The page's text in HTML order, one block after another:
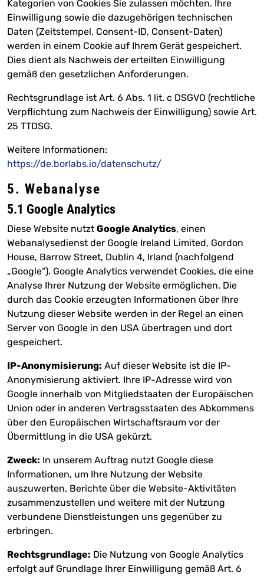
Kategorien von Cookies Sie zulassen möchten. Ihre
Einwilligung sowie die dazugehörigen technischen
Daten (Zeitstempel, Consent-ID, Consent-Daten)
werden in einem Cookie auf Ihrem Gerät gespeichert.
Dies dient als Nachweis der erteilten Einwilligung
gemäß den gesetzlichen Anforderungen.
Rechtsgrundlage ist Art. 6 Abs. 1 lit. c DSGVO (rechtliche
Verpflichtung zum Nachweis der Einwilligung) sowie Art.
25 TTDSG.
Weitere Informationen:
https://de.borlabs.io/datenschutz/
5. Webanalyse
5.1 Google Analytics
Diese Website nutzt Google Analytics, einen
Webanalysedienst der Google Ireland Limited, Gordon
House, Barrow Street, Dublin 4, Irland (nachfolgend
„Google“). Google Analytics verwendet Cookies, die eine
Analyse Ihrer Nutzung der Website ermöglichen. Die
durch das Cookie erzeugten Informationen über Ihre
Nutzung dieser Website werden in der Regel an einen
Server von Google in den USA übertragen und dort
gespeichert.
IP-Anonymisierung: Auf dieser Website ist die IP-
Anonymisierung aktiviert. Ihre IP-Adresse wird von
Google innerhalb von Mitgliedstaaten der Europäischen
Union oder in anderen Vertragsstaaten des Abkommens
über den Europäischen Wirtschaftsraum vor der
Übermittlung in die USA gekürzt.
Zweck: In unserem Auftrag nutzt Google diese
Informationen, um Ihre Nutzung der Website
auszuwerten, Berichte über die Website-Aktivitäten
zusammenzustellen und weitere mit der Nutzung
verbundene Dienstleistungen uns gegenüber zu
erbringen.
Rechtsgrundlage: Die Nutzung von Google Analytics
erfolgt auf Grundlage Ihrer Einwilligung gemäß Art. 6